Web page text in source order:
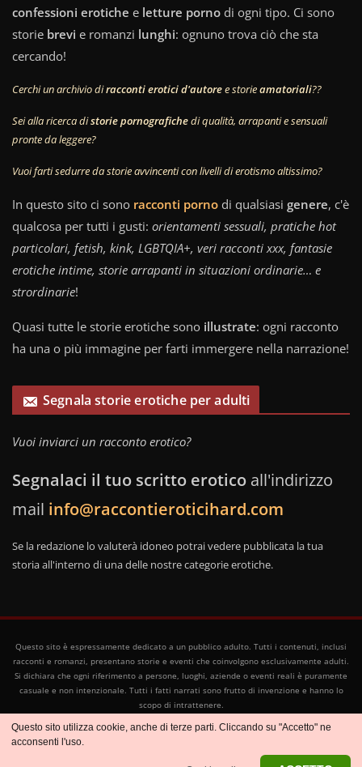
confessioni erotiche e letture porno di ogni tipo. Ci sono
storie brevi e romanzi lunghi: ognuno trova ciò che sta
cercando!
Cerchi un archivio diracconti erotici d'autoree storieamatoriali??
Sei alla ricerca distorie pornografichedi qualità, arrapanti e sensuali
pronte da leggere?
Vuoi farti sedurre da storie avvincenti con livelli di erotismo altissimo?
In questo sito ci sono racconti porno di qualsiasi genere, c'è
qualcosa per tutti i gusti: orientamenti sessuali, pratiche hot
particolari, fetish, kink, LGBTQIA+, veri racconti xxx, fantasie
erotiche intime, storie arrapanti in situazioni ordinarie… e
strordinarie!
Quasi tutte le storie erotiche sono illustrate: ogni racconto
ha una o più immagine per farti immergere nella narrazione!
Segnala storie erotiche per adulti
Vuoi inviarci un racconto erotico?
Segnalaci il tuo scritto erotico all'indirizzo
mail info@raccontieroticihard.com
Se la redazione lo valuterà idoneo potrai vedere pubblicata la tua
storia all'interno di una delle nostre categorie erotiche.
Questo sito è espressamente dedicato a un pubblico adulto. Tutti i contenuti, inclusi
racconti e romanzi, presentano storie e eventi che coinvolgono esclusivamente adulti.
Si dichiara che ogni riferimento a persone, luoghi, aziende o eventi reali è puramente
casuale e non intenzionale. Tutti i fatti narrati sono frutto di invenzione e hanno lo
scopo di intrattenere.
Copyright © 2026Racconti Erotici- Tutti i diritti riservati
info@raccontieroticihard.com
Questo sito utilizza cookie, anche di terze parti. Cliccando su "Accetto" ne
acconsenti l'uso.